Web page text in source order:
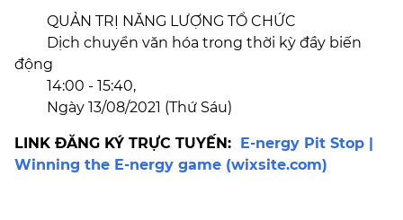
QUẢN TRỊ NĂNG LƯỢNG TỔ CHỨC
Dịch chuyển văn hóa trong thời kỳ đầy biến
động
14:00 - 15:40,
Ngày 13/08/2021 (Thứ Sáu)
LINK ĐĂNG KÝ TRỰC TUYẾN: E-nergy Pit Stop |
Winning the E-nergy game (wixsite.com)